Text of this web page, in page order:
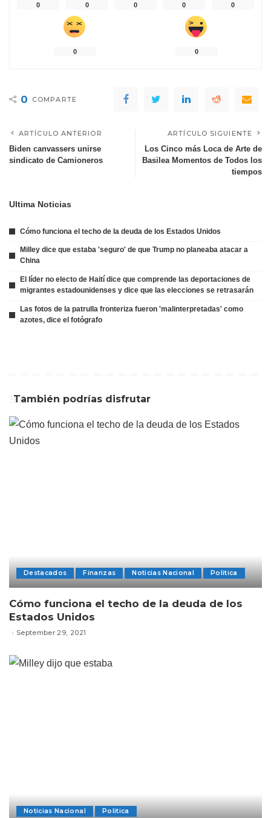
0 0 0 0 0
0 0
0 COMPARTE
ARTÍCULO ANTERIOR
Biden canvassers unirse
sindicato de Camioneros
ARTÍCULO SIGUIENTE
Los Cinco más Loca de Arte de
Basilea Momentos de Todos los
tiempos
Ultima Noticias
Cómo funciona el techo de la deuda de los Estados Unidos
Milley dice que estaba 'seguro' de que Trump no planeaba atacar a
China
El líder no electo de Haití dice que comprende las deportaciones de
migrantes estadounidenses y dice que las elecciones se retrasarán
Las fotos de la patrulla fronteriza fueron 'malinterpretadas' como
azotes, dice el fotógrafo
También podrías disfrutar
Destacados Finanzas Noticias Nacional Politica
Cómo funciona el techo de la deuda de los
Estados Unidos
September 29, 2021
Noticias Nacional Politica